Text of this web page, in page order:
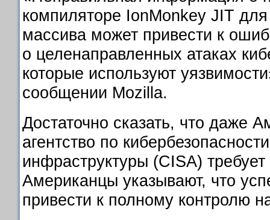
компиляторе IonMonkey JIT
массива может привести к
о целенаправленных атаках
которые используют
сообщении Mozilla.
Достаточно сказать, что даже
агентство по
инфраструктуры (CISA)
Американцы указывают, что
привести к полному контролю